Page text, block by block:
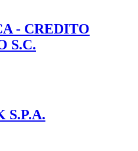
- CREDITO
S.C.
S.P.A.